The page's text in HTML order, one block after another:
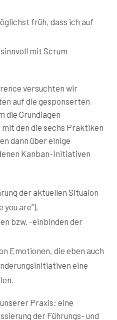
früh, dass ich auf
mit Scrum
versuchten wir
auf die gesponserten
die Grundlagen
den die sechs Praktiken
dann über einige
Kanban-Initiativen
der aktuellen Situaion
are”),
bzw. -einbinden der
Emotionen, die eben auch
eine
Praxis: eine
der Führungs- und